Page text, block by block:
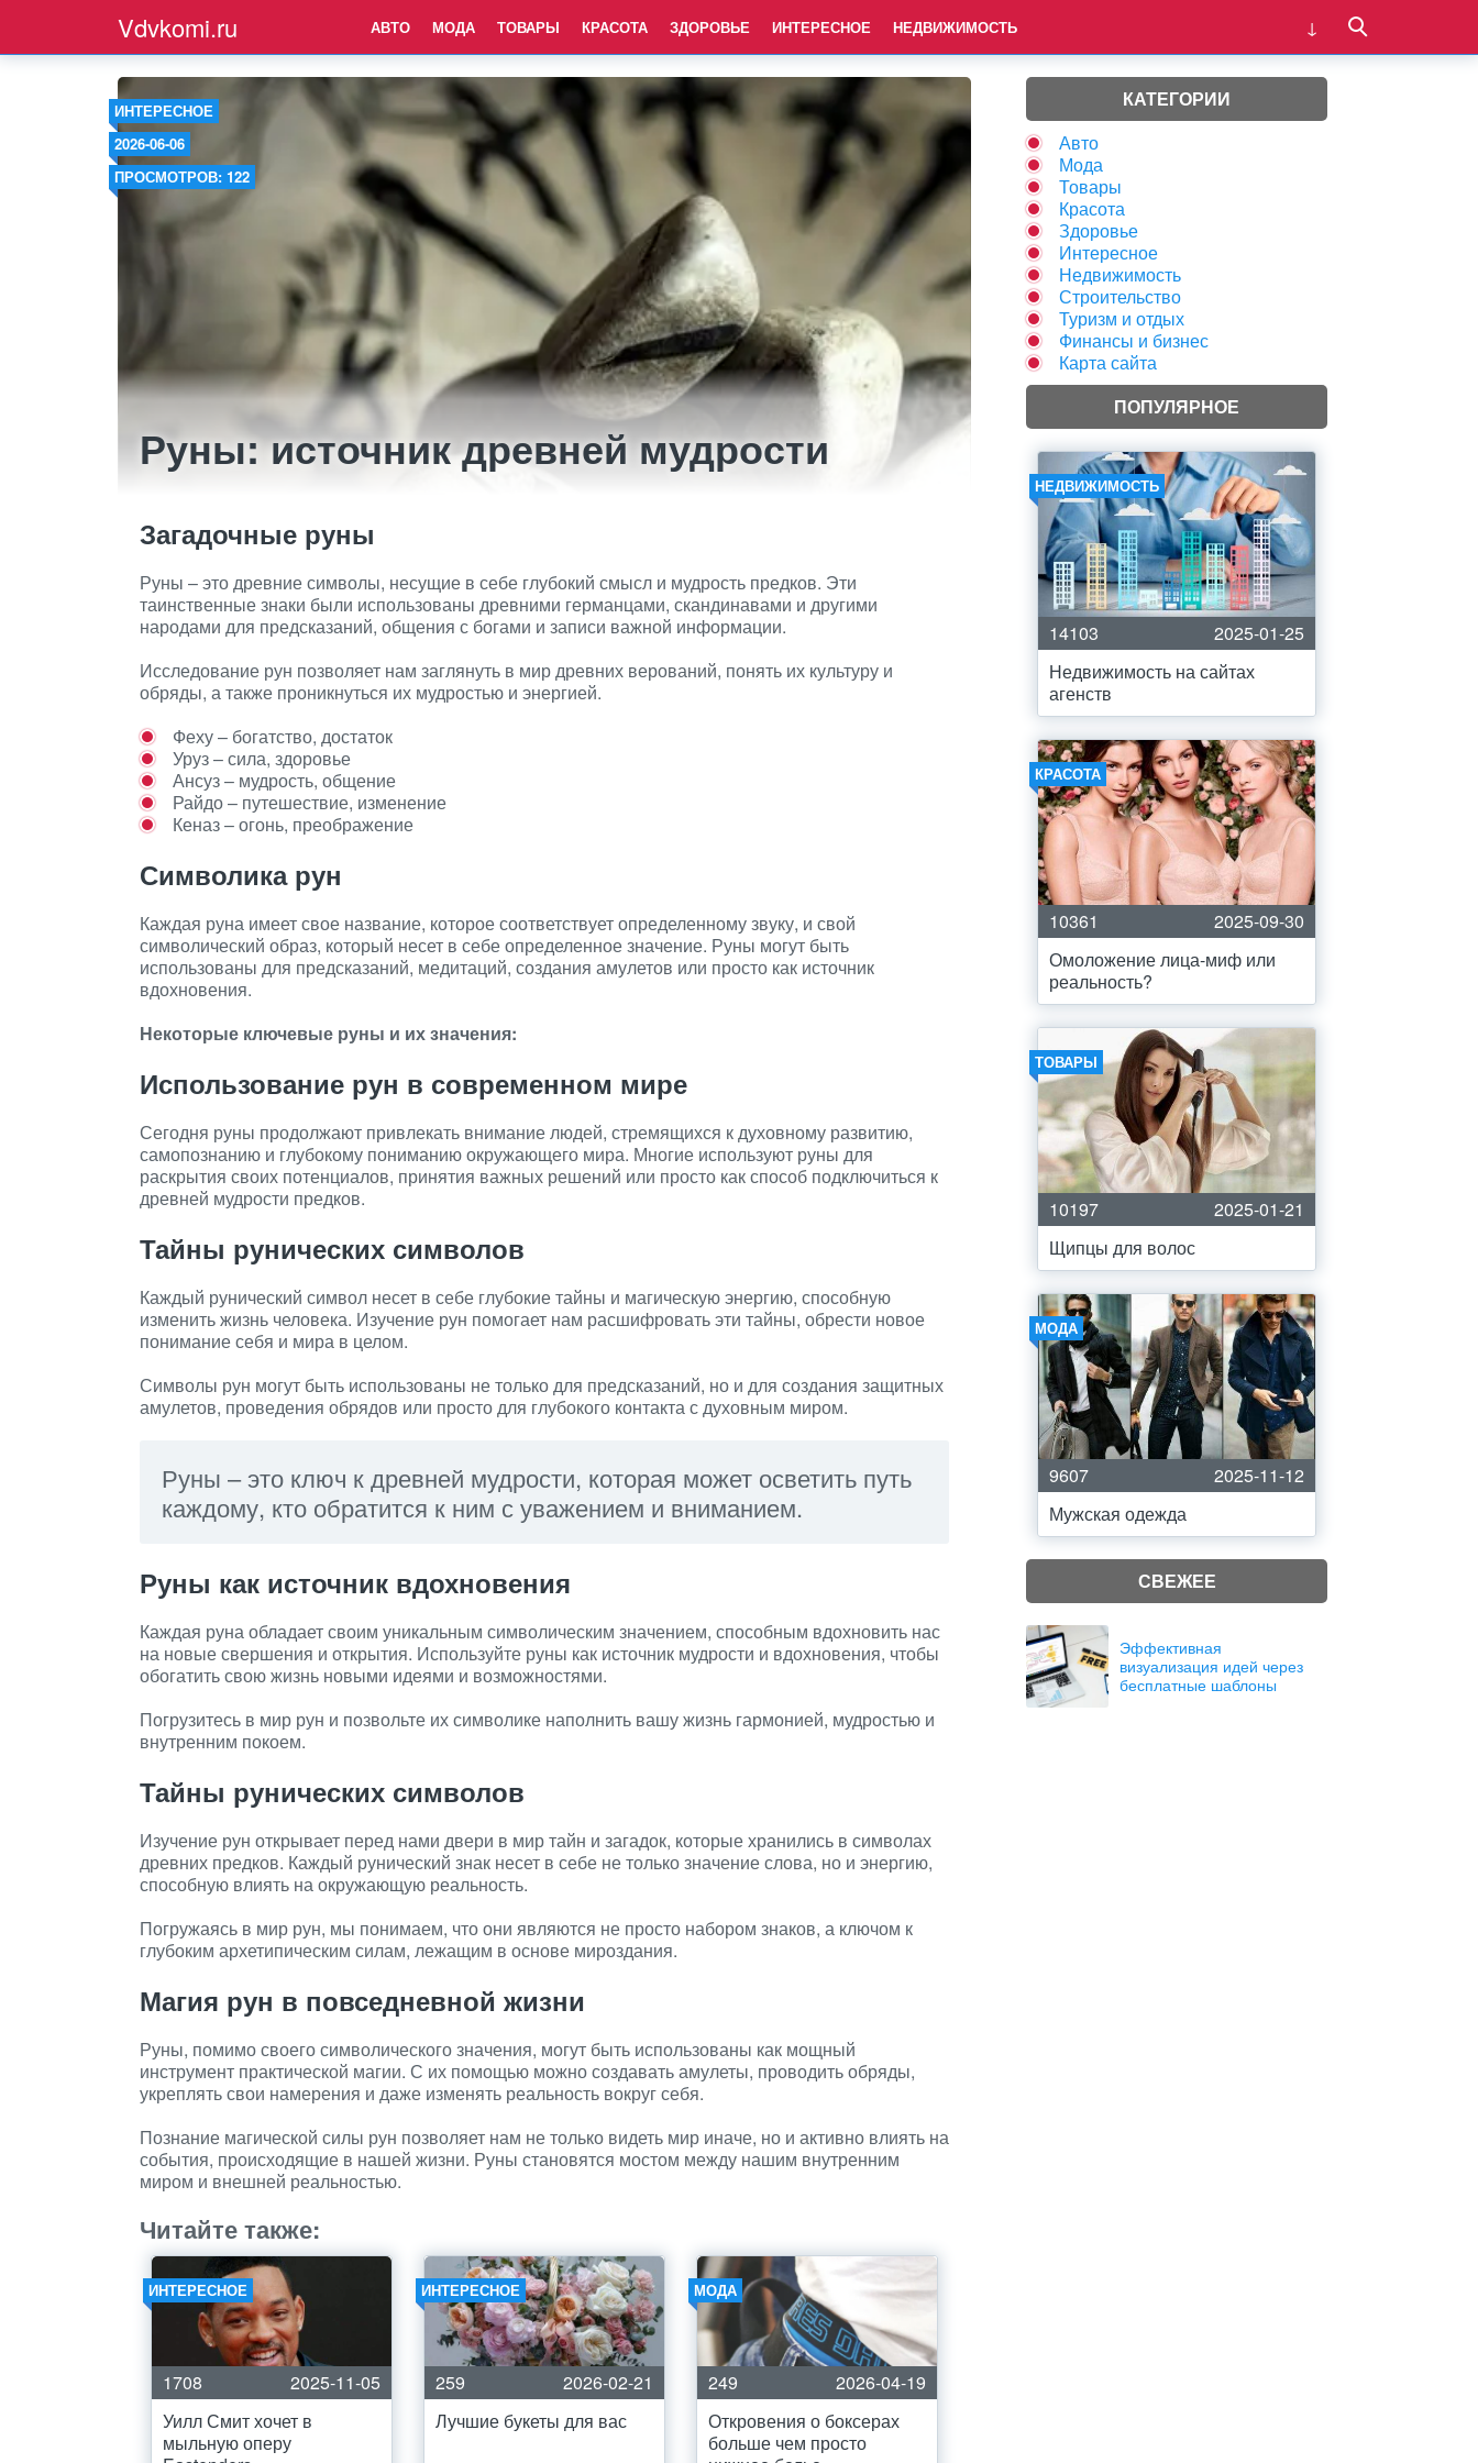
Vdvkomi.ru АВТО МОДА ТОВАРЫ КРАСОТА ЗДОРОВЬЕ ИНТЕРЕСНОЕ НЕДВИЖИМОСТЬ
ИНТЕРЕСНОЕ
2026-06-06
ПРОСМОТРОВ: 122
Руны: источник древней мудрости
Загадочные руны
Руны – это древние символы, несущие в себе глубокий смысл и мудрость предков. Эти
таинственные знаки были использованы древними германцами, скандинавами и другими
народами для предсказаний, общения с богами и записи важной информации.
Исследование рун позволяет нам заглянуть в мир древних верований, понять их культуру и
обряды, а также проникнуться их мудростью и энергией.
Феху – богатство, достаток
Уруз – сила, здоровье
Ансуз – мудрость, общение
Райдо – путешествие, изменение
Кеназ – огонь, преображение
Символика рун
Каждая руна имеет свое название, которое соответствует определенному звуку, и свой
символический образ, который несет в себе определенное значение. Руны могут быть
использованы для предсказаний, медитаций, создания амулетов или просто как источник
вдохновения.
Некоторые ключевые руны и их значения:
Использование рун в современном мире
Сегодня руны продолжают привлекать внимание людей, стремящихся к духовному развитию,
самопознанию и глубокому пониманию окружающего мира. Многие используют руны для
раскрытия своих потенциалов, принятия важных решений или просто как способ подключиться к
древней мудрости предков.
Тайны рунических символов
Каждый рунический символ несет в себе глубокие тайны и магическую энергию, способную
изменить жизнь человека. Изучение рун помогает нам расшифровать эти тайны, обрести новое
понимание себя и мира в целом.
Символы рун могут быть использованы не только для предсказаний, но и для создания защитных
амулетов, проведения обрядов или просто для глубокого контакта с духовным миром.
Руны – это ключ к древней мудрости, которая может осветить путь
каждому, кто обратится к ним с уважением и вниманием.
Руны как источник вдохновения
Каждая руна обладает своим уникальным символическим значением, способным вдохновить нас
на новые свершения и открытия. Используйте руны как источник мудрости и вдохновения, чтобы
обогатить свою жизнь новыми идеями и возможностями.
Погрузитесь в мир рун и позвольте их символике наполнить вашу жизнь гармонией, мудростью и
внутренним покоем.
Тайны рунических символов
Изучение рун открывает перед нами двери в мир тайн и загадок, которые хранились в символах
древних предков. Каждый рунический знак несет в себе не только значение слова, но и энергию,
способную влиять на окружающую реальность.
Погружаясь в мир рун, мы понимаем, что они являются не просто набором знаков, а ключом к
глубоким архетипическим силам, лежащим в основе мироздания.
Магия рун в повседневной жизни
Руны, помимо своего символического значения, могут быть использованы как мощный
инструмент практической магии. С их помощью можно создавать амулеты, проводить обряды,
укреплять свои намерения и даже изменять реальность вокруг себя.
Познание магической силы рун позволяет нам не только видеть мир иначе, но и активно влиять на
события, происходящие в нашей жизни. Руны становятся мостом между нашим внутренним
миром и внешней реальностью.
Читайте также:
ИНТЕРЕСНОЕ
1708
2025-11-05
Уилл Смит хочет в
мыльную оперу
ИНТЕРЕСНОЕ
259
2026-02-21
Лучшие букеты для вас
МОДА
249
2026-04-19
Откровения о боксерах
больше чем просто
КАТЕГОРИИ
Авто
Мода
Товары
Красота
Здоровье
Интересное
Недвижимость
Строительство
Туризм и отдых
Финансы и бизнес
Карта сайта
ПОПУЛЯРНОЕ
НЕДВИЖИМОСТЬ
14103
2025-01-25
Недвижимость на сайтах
агенств
КРАСОТА
10361
2025-09-30
Омоложение лица-миф или
реальность?
ТОВАРЫ
10197
2025-01-21
Щипцы для волос
МОДА
9607
2025-11-12
Мужская одежда
СВЕЖЕЕ
Эффективная
визуализация идей через
бесплатные шаблоны